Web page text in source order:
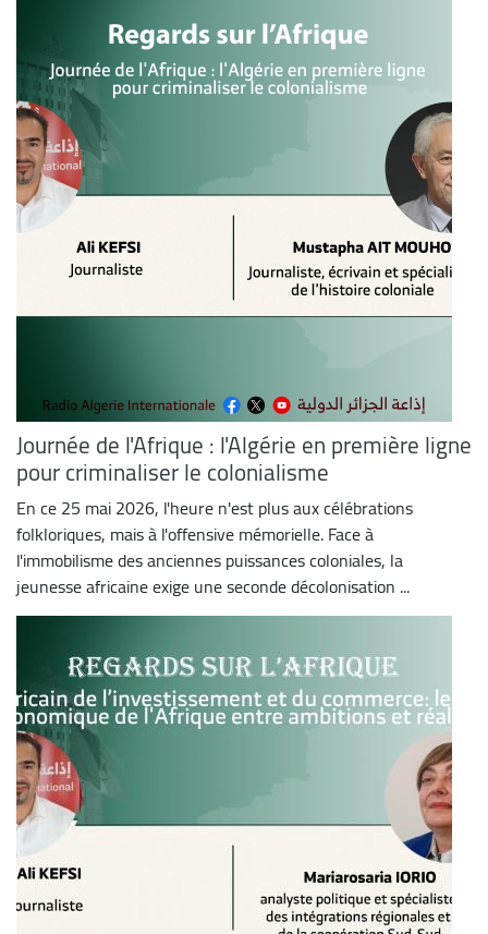
Journée de l'Afrique : l'Algérie en première ligne
pour criminaliser le colonialisme
En ce 25 mai 2026, l'heure n'est plus aux célébrations
folkloriques, mais à l'offensive mémorielle. Face à
l'immobilisme des anciennes puissances coloniales, la
jeunesse africaine exige une seconde décolonisation ...